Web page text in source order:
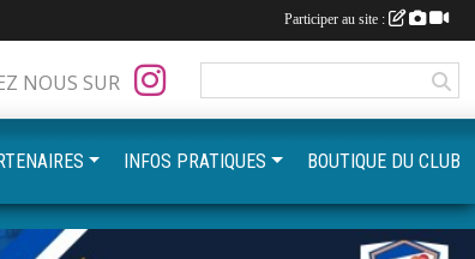
NOUS SUR
INFOS PRATIQUES BOUTIQUE DU CLUB
Participer au site :